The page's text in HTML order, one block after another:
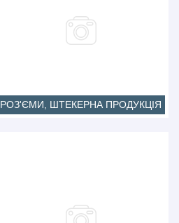
РОЗ'ЄМИ, ШТЕКЕРНА ПРОДУКЦІЯ